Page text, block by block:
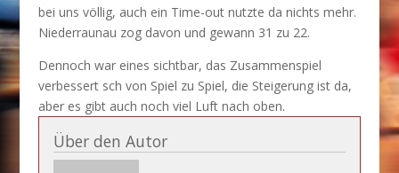
bei uns völlig, auch ein Time-out nutzte da nichts mehr.
Niederraunau zog davon und gewann 31 zu 22.
Dennoch war eines sichtbar, das Zusammenspiel
verbessert sch von Spiel zu Spiel, die Steigerung ist da,
aber es gibt auch noch viel Luft nach oben.
Über den Autor